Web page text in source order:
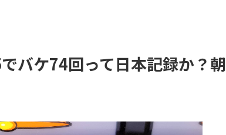
でバケ74回って日本記録か？朝